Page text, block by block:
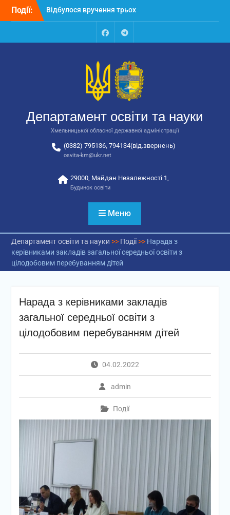
Перейти
Події:
Відбулося вручення трьох
автобусів для потреб
Відбулося засідання
освіти та науки обласної
державної адміністрації
Відбулась обласна
національно-патріотичне
виховання
FacebookTalegram
Департамент освіти та науки
Хмельницької обласної державної адміністрації
(0382) 795136, 794134(від.звернень)
osvita-km@ukr.net
29000, Майдан Незалежності 1,
Будинок освіти
Меню
Департамент освіти та науки >> Події>> Нарада з
керівниками закладів загальної середньої освіти з
цілодобовим перебуванням дітей
Нарада з керівниками закладів
загальної середньої освіти з
цілодобовим перебуванням дітей
04.02.2022
admin
Події